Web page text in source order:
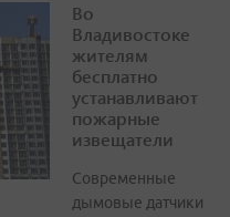
Во
Владивостоке
жителям
бесплатно
устанавливают
пожарные
извещатели
Современные
дымовые датчики